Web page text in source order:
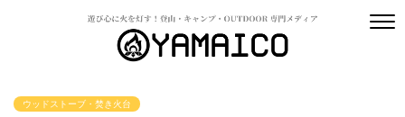
ウッドストーブ・焚き火台